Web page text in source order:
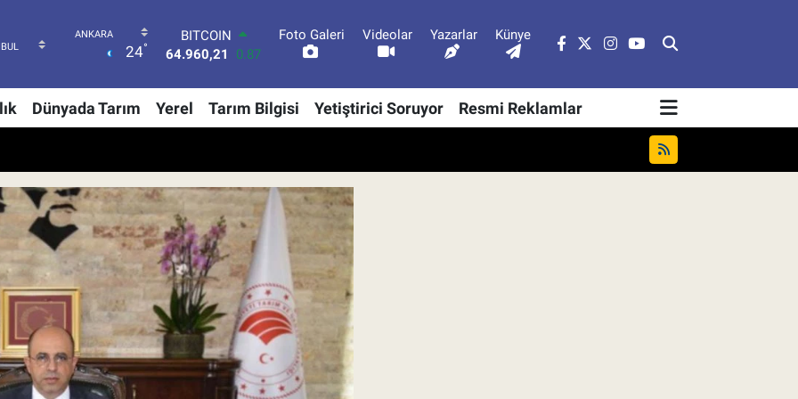
24°
DOLAR
47,7436
0.18
55,2510 0.32
STERLİN
64,4811 0.38
BİST100
13.779
-14
BITCOIN
64.960,21
0.87
Foto Galeri Videolar Yazarlar Künye
Dünyada Tarım Yerel Tarım Bilgisi Yetiştirici Soruyor Resmi Reklamlar